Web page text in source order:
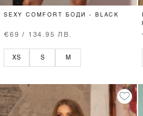
SEXY COMFORT БОДИ - BLACK
€69 / 134.95 ЛВ.
XS S M